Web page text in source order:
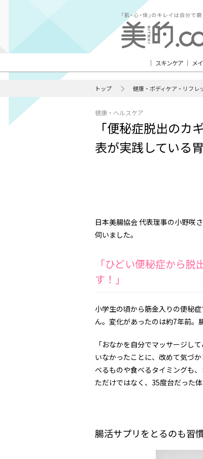
スキンケア メ
トップ 健康・ボディケア・リフレ
健康・ヘルスケア
「便秘症脱出の
表が実践している
日本美腸協会 代表理事の小野咲
伺いました。
「ひどい便秘症から
す！」
小学生の頃から筋金入りの便秘
ん。変化があったのは約7年前。
「おなかを自分でマッサージし
いなかったことに、改めて気づ
べるものや食べるタイミングも
ただけではなく、35度台だった
腸活サプリをとるのも習